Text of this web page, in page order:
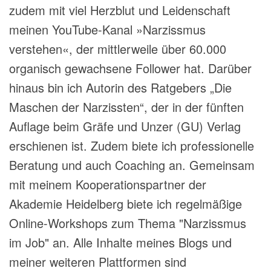
zudem mit viel Herzblut und Leidenschaft
meinen YouTube-Kanal »Narzissmus
verstehen«, der mittlerweile über 60.000
organisch gewachsene Follower hat. Darüber
hinaus bin ich Autorin des Ratgebers „Die
Maschen der Narzissten“, der in der fünften
Auflage beim Gräfe und Unzer (GU) Verlag
erschienen ist. Zudem biete ich professionelle
Beratung und auch Coaching an. Gemeinsam
mit meinem Kooperationspartner der
Akademie Heidelberg biete ich regelmäßige
Online-Workshops zum Thema "Narzissmus
im Job" an. Alle Inhalte meines Blogs und
meiner weiteren Plattformen sind